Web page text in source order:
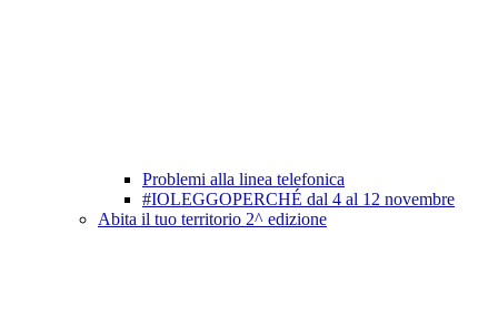
Problemi alla linea telefonica
#IOLEGGOPERCHÉ dal 4 al 12 novembre
Abita il tuo territorio 2^ edizione